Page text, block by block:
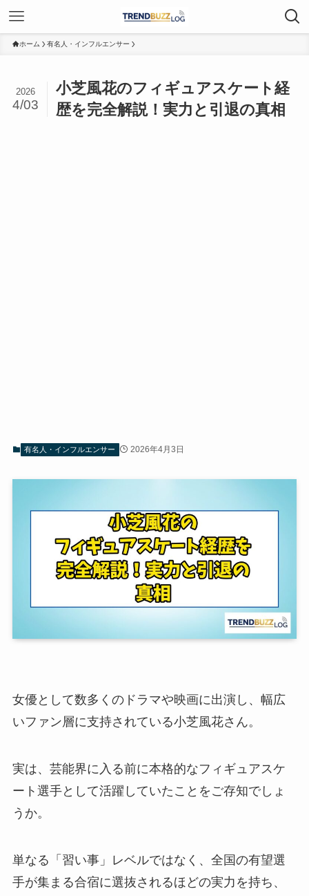
ホーム 有名人・インフルエンサー
小芝風花のフィギュアスケート経
歴を完全解説！実力と引退の真相
2026
4/03
有名人・インフルエンサー 2026年4月3日
女優として数多くのドラマや映画に出演し、幅広
いファン層に支持されている小芝風花さん。
実は、芸能界に入る前に本格的なフィギュアスケ
ート選手として活躍していたことをご存知でしょ
うか。
単なる「習い事」レベルではなく、全国の有望選
手が集まる合宿に選抜されるほどの実力を持ち、